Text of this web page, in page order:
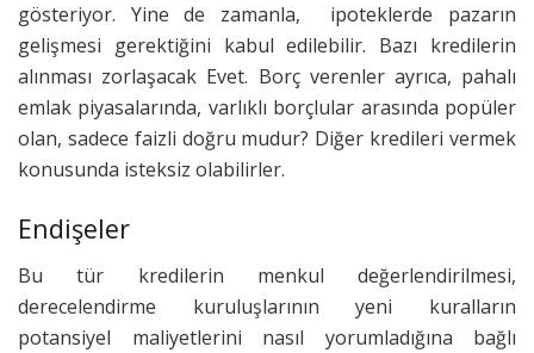
gösteriyor. Yine de zamanla, ipoteklerde pazarın
gelişmesi gerektiğini kabul edilebilir. Bazı kredilerin
alınması zorlaşacak Evet. Borç verenler ayrıca, pahalı
emlak piyasalarında, varlıklı borçlular arasında popüler
olan, sadece faizli doğru mudur? Diğer kredileri vermek
konusunda isteksiz olabilirler.
Endişeler
Bu tür kredilerin menkul değerlendirilmesi,
derecelendirme kuruluşlarının yeni kuralların
potansiyel maliyetlerini nasıl yorumladığına bağlı